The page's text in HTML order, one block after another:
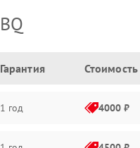
Гарантия Стоимость
1 год 4000 ₽